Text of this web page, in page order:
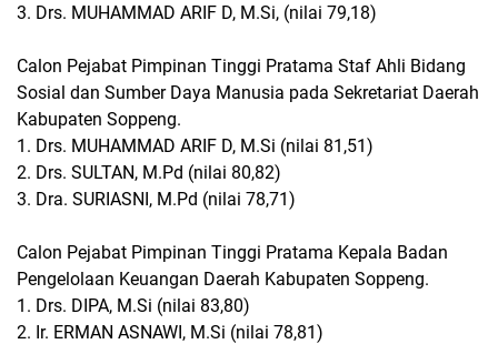
3. Drs. MUHAMMAD ARIF D, M.Si, (nilai 79,18)
Calon Pejabat Pimpinan Tinggi Pratama Staf Ahli Bidang
Sosial dan Sumber Daya Manusia pada Sekretariat Daerah
Kabupaten Soppeng.
1. Drs. MUHAMMAD ARIF D, M.Si (nilai 81,51)
2. Drs. SULTAN, M.Pd (nilai 80,82)
3. Dra. SURIASNI, M.Pd (nilai 78,71)
Calon Pejabat Pimpinan Tinggi Pratama Kepala Badan
Pengelolaan Keuangan Daerah Kabupaten Soppeng.
1. Drs. DIPA, M.Si (nilai 83,80)
2. Ir. ERMAN ASNAWI, M.Si (nilai 78,81)